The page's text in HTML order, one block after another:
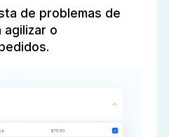
de problemas de
agilizar o